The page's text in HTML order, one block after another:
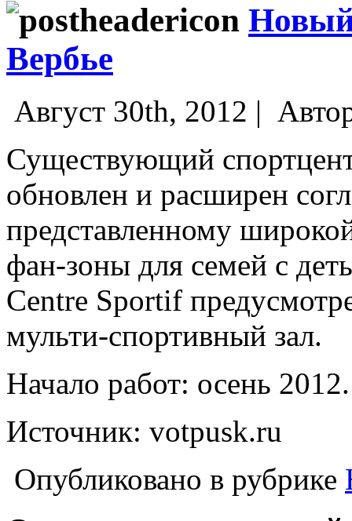
Вербье
Август 30th, 2012 |
Существующий
обновлен и расширен
представленному
фан-зоны для семей с
Centre Sportif
мульти-спортивный зал.
Начало работ: осень 2012.
Источник: votpusk.ru
Опубликовано в рубрике